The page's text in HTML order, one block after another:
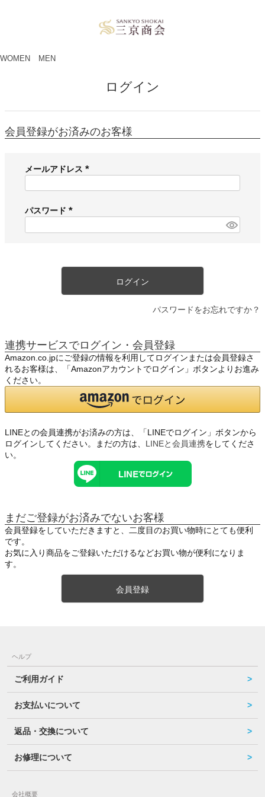
WOMEN MEN
ログイン
会員登録がお済みのお客様
メールアドレス
必
)
パスワード
必
ログイン
パスワードをお忘れですか？
連携サービスでログイン・会員登録
Amazon.co.jpにご登録の情報を利用してログインまたは会員登録さ
れるお客様は、「Amazonアカウントでログイン」ボタンよりお進み
ください。
LINEとの会員連携がお済みの方は、「LINEでログイン」ボタンから
ログインしてください。まだの方は、 LINEと会員連携をしてくださ
い。
まだご登録がお済みでないお客様
会員登録をしていただきますと、二度目のお買い物時にとても便利
です。
お気に入り商品をご登録いただけるなどお買い物が便利になりま
す。
会員登録
ヘルプ
ご利用ガイド
お支払いについて
返品・交換について
お修理について
会社概要